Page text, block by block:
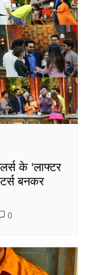
के ‘लाफ्टर
बनकर
0